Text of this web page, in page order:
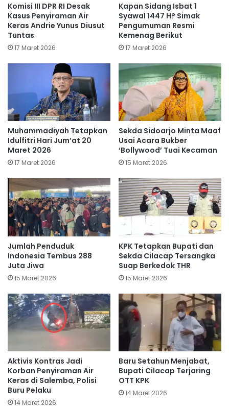
Komisi III DPR RI Desak
Kasus Penyiraman Air
Keras Andrie Yunus Diusut
Tuntas
17 Maret 2026
Kapan Sidang Isbat 1
Syawal 1447 H? Simak
Pengumuman Resmi
Kemenag Berikut
17 Maret 2026
Muhammadiyah Tetapkan
Idulfitri Hari Jum’at 20
Maret 2026
17 Maret 2026
Sekda Sidoarjo Minta Maaf
Usai Acara Bukber
‘Bollywood’ Tuai Kecaman
15 Maret 2026
Jumlah Penduduk
Indonesia Tembus 288
Juta Jiwa
15 Maret 2026
KPK Tetapkan Bupati dan
Sekda Cilacap Tersangka
Suap Berkedok THR
15 Maret 2026
Aktivis Kontras Jadi
Korban Penyiraman Air
Keras di Salemba, Polisi
Buru Pelaku
14 Maret 2026
Baru Setahun Menjabat,
Bupati Cilacap Terjaring
OTT KPK
14 Maret 2026